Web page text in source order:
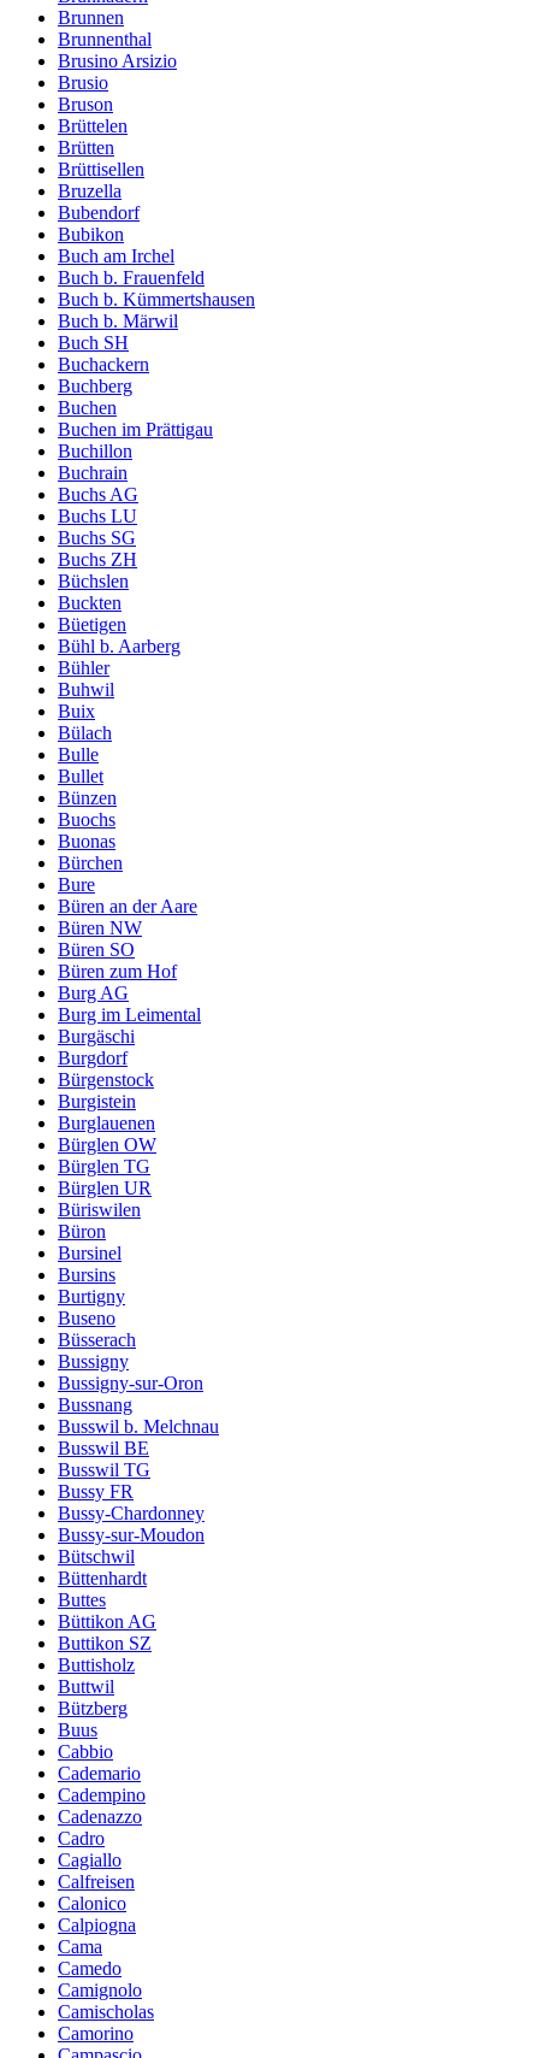
Brunnen
Brunnenthal
Brusino Arsizio
Brusio
Bruson
Brüttelen
Brütten
Brüttisellen
Bruzella
Bubendorf
Bubikon
Buch am Irchel
Buch b. Frauenfeld
Buch b. Kümmertshausen
Buch b. Märwil
Buch SH
Buchackern
Buchberg
Buchen
Buchen im Prättigau
Buchillon
Buchrain
Buchs AG
Buchs LU
Buchs SG
Buchs ZH
Büchslen
Buckten
Büetigen
Bühl b. Aarberg
Bühler
Buhwil
Buix
Bülach
Bulle
Bullet
Bünzen
Buochs
Buonas
Bürchen
Bure
Büren an der Aare
Büren NW
Büren SO
Büren zum Hof
Burg AG
Burg im Leimental
Burgäschi
Burgdorf
Bürgenstock
Burgistein
Burglauenen
Bürglen OW
Bürglen TG
Bürglen UR
Büriswilen
Büron
Bursinel
Bursins
Burtigny
Buseno
Büsserach
Bussigny
Bussigny-sur-Oron
Bussnang
Busswil b. Melchnau
Busswil BE
Busswil TG
Bussy FR
Bussy-Chardonney
Bussy-sur-Moudon
Bütschwil
Büttenhardt
Buttes
Büttikon AG
Buttikon SZ
Buttisholz
Buttwil
Bützberg
Buus
Cabbio
Cademario
Cadempino
Cadenazzo
Cadro
Cagiallo
Calfreisen
Calonico
Calpiogna
Cama
Camedo
Camignolo
Camischolas
Camorino